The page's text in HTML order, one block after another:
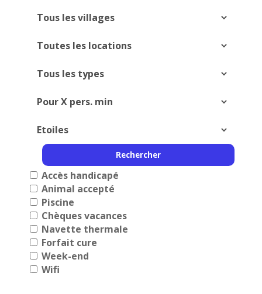
Accès handicapé
Animal accepté
Piscine
Chèques vacances
Navette thermale
Forfait cure
Week-end
Wifi